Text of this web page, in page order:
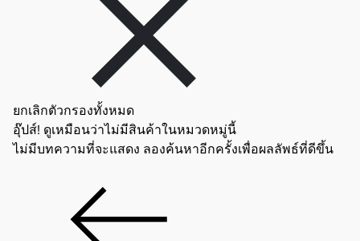
ยกเลิกตัวกรองทั้งหมด
อุ๊ปส์! ดูเหมือนว่าไม่มีสินค้าในหมวดหมู่นี้
ไม่มีบทความที่จะแสดง ลองค้นหาอีกครั้งเพื่อผลลัพธ์ที่ดีขึ้น